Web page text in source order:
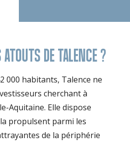
DE TALENCE ?
000 habitants, Talence ne
cherchant à
Aquitaine. Elle dispose
propulsent parmi les
de la périphérie